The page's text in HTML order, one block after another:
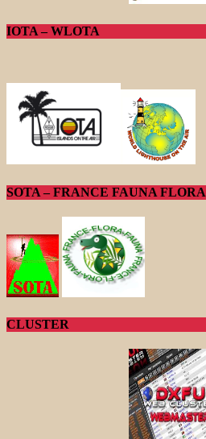
IOTA – WLOTA
SOTA – FRANCE FAUNA FLORA
CLUSTER